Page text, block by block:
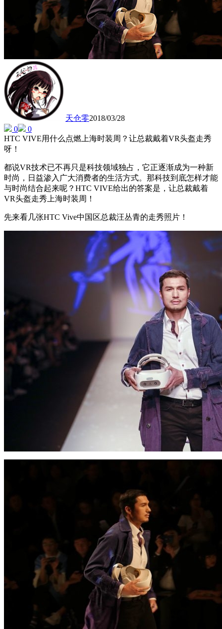
天仓零2018/03/28
0
0
HTC VIVE用什么点燃上海时装周？让总裁戴着VR头盔走秀
呀！
都说VR技术已不再只是科技领域独占，它正逐渐成为一种新
时尚，日益渗入广大消费者的生活方式。那科技到底怎样才能
与时尚结合起来呢？HTC VIVE给出的答案是，让总裁戴着
VR头盔走秀上海时装周！
先来看几张HTC Vive中国区总裁汪丛青的走秀照片！